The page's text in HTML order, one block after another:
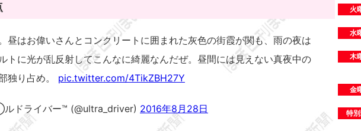
昼はお偉いさんとコンクリートに囲まれた灰色の街霞が関も、雨の夜は
トに光が乱反射してこんなに綺麗なんだぜ。昼間には見えない真夜中の
独り占め。 pic.twitter.com/4TikZBH27Y
ドライバー™️ (@ultra_driver) 2016年8月28日
火
水
木
金
特